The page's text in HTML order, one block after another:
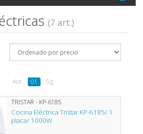
(7 art.)
Ant. 01 Sig.
TRISTAR - KP-6185
Cocina Eléctrica Tristar KP-6185/ 1
placa/ 1000W